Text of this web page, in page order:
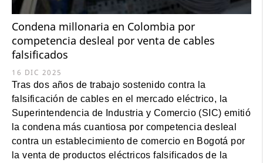
Condena millonaria en Colombia por
competencia desleal por venta de cables
falsificados
16 DIC 2025
Tras dos años de trabajo sostenido contra la
falsificación de cables en el mercado eléctrico, la
Superintendencia de Industria y Comercio (SIC) emitió
la condena más cuantiosa por competencia desleal
contra un establecimiento de comercio en Bogotá por
la venta de productos eléctricos falsificados de la